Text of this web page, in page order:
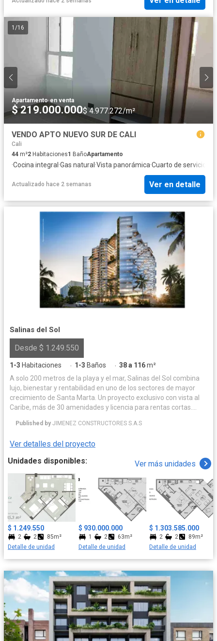
1 /16
Apartamento·en venta
$ 219.000.000$ 4.977.272/m²
VENDO APTO NUEVO SUR DE CALI
Cali
44 m²2 Habitaciones1 BañoApartamento
·Cocina integral·Gas natural·Vista panorámica·Cuarto de servicio
Actualizado hace 2 semanas Ver en detalle
Salinas del Sol
Desde $ 1.249.550
1-3 Habitaciones · 1-3 Baños · 38 a 116m²
A solo 200 metros de la playa y el mar, Salinas del Sol combina
lujo, bienestar y rentabilidad en uno de los sectores de mayor
crecimiento de Santa Marta. Un proyecto exclusivo con vista al
Caribe, más de 30 amenidades y licencia para rentas cortas.
para disfrutar, descansar y generar rentabilidad.
Published by JIMENEZ CONSTRUCTORES S.A.S
Ver detalles del proyecto
Unidades disponibles:
Ver más unidades
$ 1.249.550
2 2
85m²
Detalle de unidad
$ 930.000.000
1 2
63m²
Detalle de unidad
$ 1.303.585.000
2 2
89m²
Detalle de unidad